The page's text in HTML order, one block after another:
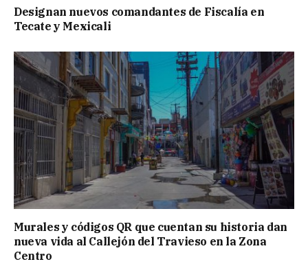
Designan nuevos comandantes de Fiscalía en
Tecate y Mexicali
Murales y códigos QR que cuentan su historia dan
nueva vida al Callejón del Travieso en la Zona
Centro